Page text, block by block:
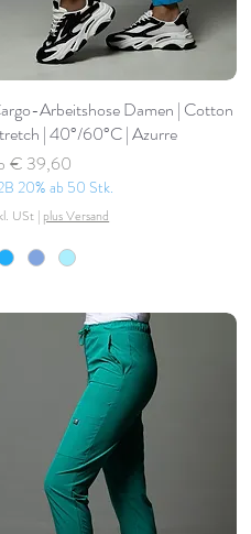
Arbeitshose Damen | Cotton
| 40°/60°C | Azurre
€ 39,60
Preis
20% ab 50 Stk.
USt | plus Versand